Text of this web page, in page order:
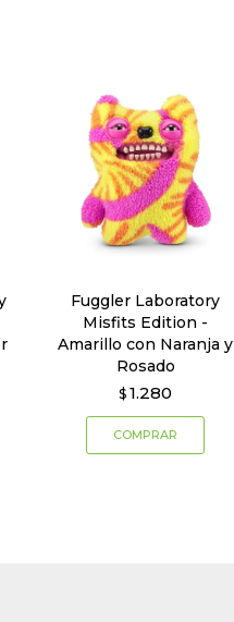
Fuggler Laboratory
Misfits Edition -
Amarillo con Naranja y
Rosado
$ 1.280